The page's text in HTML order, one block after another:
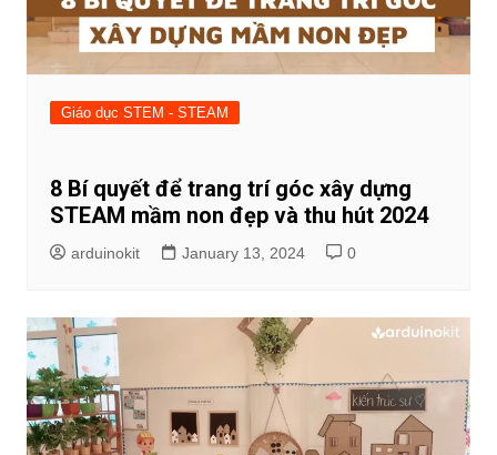
Giáo dục STEM - STEAM
8 Bí quyết để trang trí góc xây dựng
STEAM mầm non đẹp và thu hút 2024
arduinokit January 13, 2024 0